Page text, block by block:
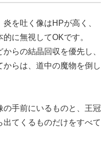
を吐く像はHPが高く、
に無視してOKです。
らの結晶回収を優先し、
らは、道中の魔物を倒し
手前にいるものと、王冠
てくるものだけをすべて